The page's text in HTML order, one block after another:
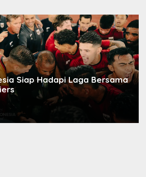
Siap Hadapi Laga Bersama